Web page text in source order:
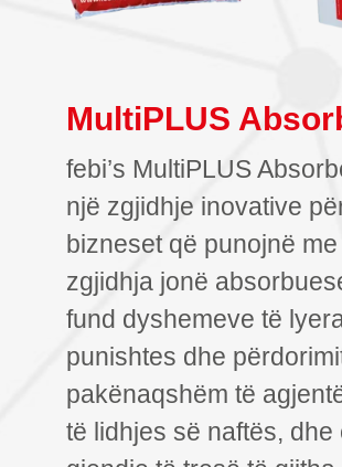
MultiPLUS
febi’s MultiPLUS
një zgjidhje inovative
bizneset që punojnë
zgjidhja jonë
fund dyshemeve të
punishtes dhe
pakënaqshëm të
të lidhjes së naftës, dhe